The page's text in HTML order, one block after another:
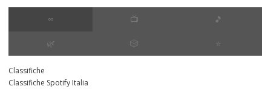
∞ 📺 🎵
🌿 🎲 ⭐️
Classifiche
Classifiche Spotify Italia